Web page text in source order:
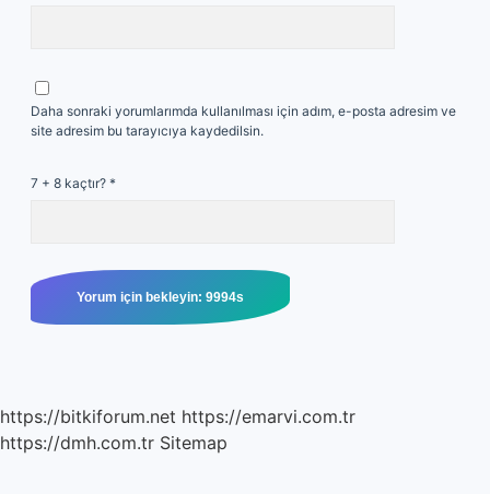
Daha sonraki yorumlarımda kullanılması için adım, e-posta adresim ve
site adresim bu tarayıcıya kaydedilsin.
7 + 8 kaçtır? *
https://bitkiforum.net https://emarvi.com.tr
https://dmh.com.tr Sitemap